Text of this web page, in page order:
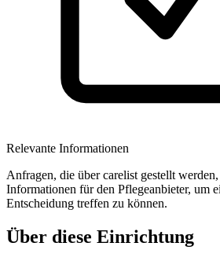
Relevante Informationen
Anfragen, die über carelist gestellt
Informationen für den Pflegeanbieter, um
Entscheidung treffen zu können.
Über diese Einrichtung